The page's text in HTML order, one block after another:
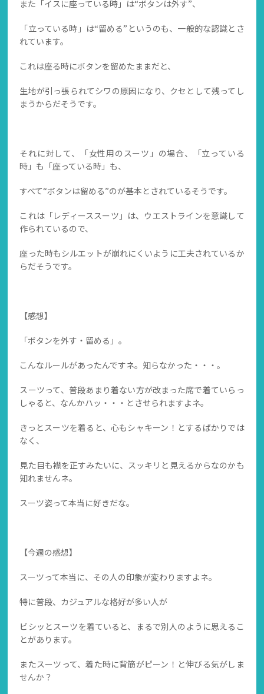
また「イスに座っている時」は“ボタンは外す”、
「立っている時」は“留める”というのも、一般的な認識とさ
れています。
これは座る時にボタンを留めたままだと、
生地が引っ張られてシワの原因になり、クセとして残ってし
まうからだそうです。
それに対して、「女性用のスーツ」の場合、「立っている
時」も「座っている時」も、
すべて“ボタンは留める”のが基本とされているそうです。
これは「レディーススーツ」は、ウエストラインを意識して
作られているので、
座った時もシルエットが崩れにくいように工夫されているか
らだそうです。
【感想】
「ボタンを外す・留める」。
こんなルールがあったんですネ。知らなかった・・・。
スーツって、普段あまり着ない方が改まった席で着ていらっ
しゃると、なんかハッ・・・とさせられますよネ。
きっとスーツを着ると、心もシャキーン！とするばかりでは
なく、
見た目も襟を正すみたいに、スッキリと見えるからなのかも
知れませんネ。
スーツ姿って本当に好きだな。
【今週の感想】
スーツって本当に、その人の印象が変わりますよネ。
特に普段、カジュアルな格好が多い人が
ビシッとスーツを着ていると、まるで別人のように思えるこ
とがあります。
またスーツって、着た時に背筋がピーン！と伸びる気がしま
せんか？